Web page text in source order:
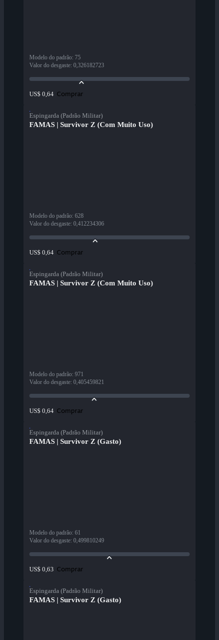
Modelo do padrão: 75
Valor do desgaste: 0,326182723
US$ 0,64 Comprar
Espingarda (Padrão Militar)
FAMAS | Survivor Z (Com Muito Uso)
Modelo do padrão: 628
Valor do desgaste: 0,412234306
US$ 0,64 Comprar
Espingarda (Padrão Militar)
FAMAS | Survivor Z (Com Muito Uso)
Modelo do padrão: 971
Valor do desgaste: 0,405459821
US$ 0,64 Comprar
Espingarda (Padrão Militar)
FAMAS | Survivor Z (Gasto)
Modelo do padrão: 61
Valor do desgaste: 0,499810249
US$ 0,63 Comprar
Espingarda (Padrão Militar)
FAMAS | Survivor Z (Gasto)